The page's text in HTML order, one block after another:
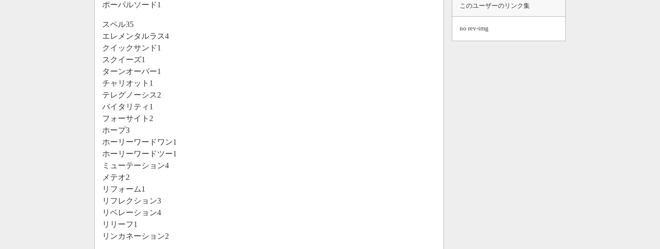
ポーパルソード1
スペル35
エレメンタルラス4
クイックサンド1
スクイーズ1
ターンオーバー1
チャリオット1
テレグノーシス2
バイタリティ1
フォーサイト2
ホープ3
ホーリーワードワン1
ホーリーワードツー1
ミューテーション4
メテオ2
リフォーム1
リフレクション3
リベレーション4
リリーフ1
リンカネーション2
このユーザーのリンク集
no rev-img